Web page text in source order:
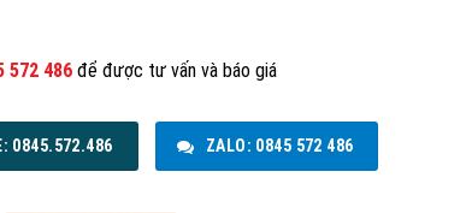
572 486 để được tư vấn và báo giá
0845.572.486 ZALO: 0845 572 486